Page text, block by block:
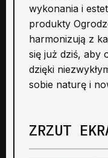
wykonania i
produkty
harmonizują z
się już dziś, aby
dzięki
sobie naturę i
ZRZUT